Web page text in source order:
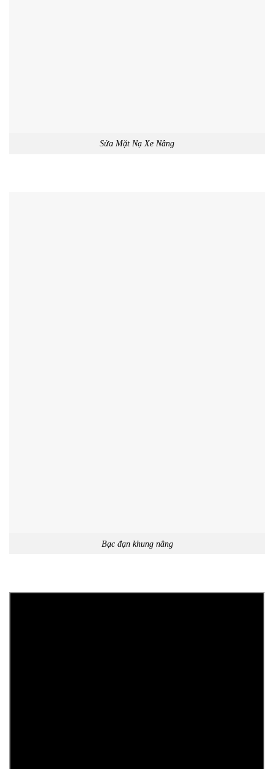
Sửa Mặt Nạ Xe Nâng
Bạc đạn khung nâng